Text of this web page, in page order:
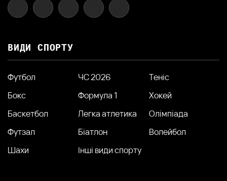
ВИДИ СПОРТУ
Футбол ЧС 2026
Теніс
Бокс
Формула 1
Хокей
Баскетбол
Легка атлетика
Олімпіада
Футзал
Біатлон
Волейбол
Шахи
Інші види спорту